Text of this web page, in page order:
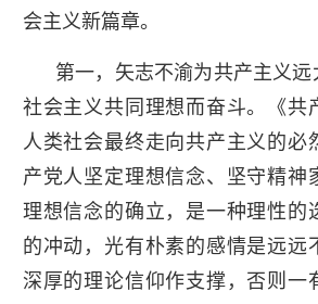
会主义新篇章。
第一，矢志不渝为共产主义远
社会主义共同理想而奋斗。《共
人类社会最终走向共产主义的必
产党人坚定理想信念、坚守精神
理想信念的确立，是一种理性的
的冲动，光有朴素的感情是远远
深厚的理论信仰作支撑，否则一